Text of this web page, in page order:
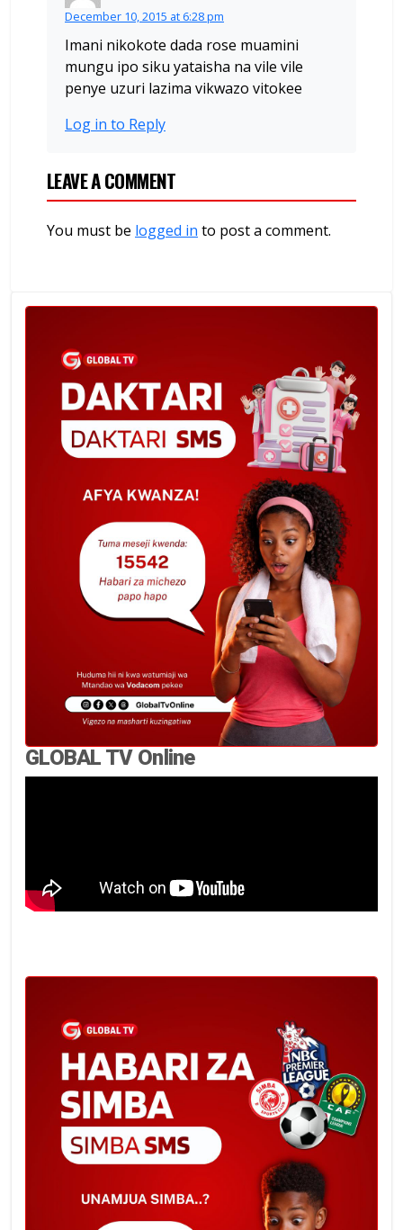
December 10, 2015 at 6:28 pm
Imani nikokote dada rose muamini
mungu ipo siku yataisha na vile vile
penye uzuri lazima vikwazo vitokee
Log in to Reply
LEAVE A COMMENT
You must be logged in to post a comment.
GLOBAL TV Online